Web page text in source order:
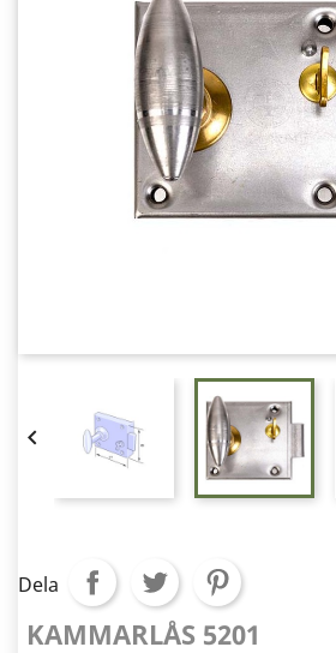

Dela
KAMMARLÅS 5201